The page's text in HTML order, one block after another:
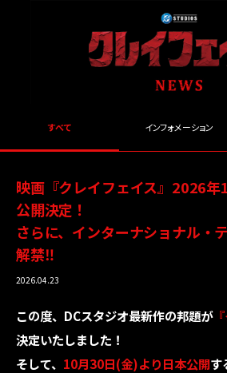
すべて インフォメーション
映画『クレイフェイス』2026
公開決定！
さらに、インターナショナル・
解禁‼
2026.04.23
この度、DCスタジオ最新作の邦題が『
決定いたしました！
そして、 10月30日(金)より日本公開す